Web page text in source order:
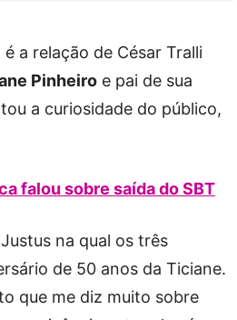
a relação de César Tralli
Pinheiro e pai de sua
a curiosidade do público,
falou sobre saída do SBT
na qual os três
de 50 anos da Ticiane.
que me diz muito sobre